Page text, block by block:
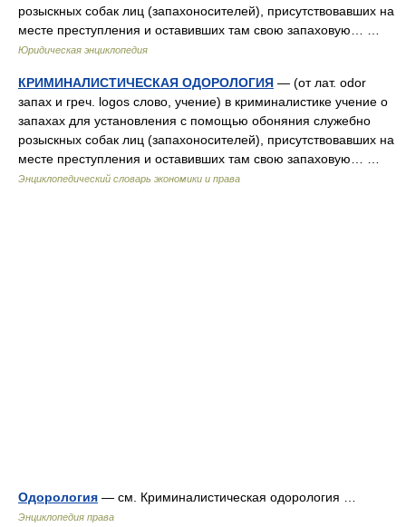
розыскных собак лиц (запахоносителей), присутствовавших на
месте преступления и оставивших там свою запаховую… …
Юридическая энциклопедия
КРИМИНАЛИСТИЧЕСКАЯ ОДОРОЛОГИЯ — (от лат. odor
запах и греч. logos слово, учение) в криминалистике учение о
запахах для установления с помощью обоняния служебно
розыскных собак лиц (запахоносителей), присутствовавших на
месте преступления и оставивших там свою запаховую… …
Энциклопедический словарь экономики и права
Одорология — см. Криминалистическая одорология …
Энциклопедия права